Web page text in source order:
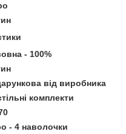
- 100%
від виробника
комплекти
- 4 наволочки